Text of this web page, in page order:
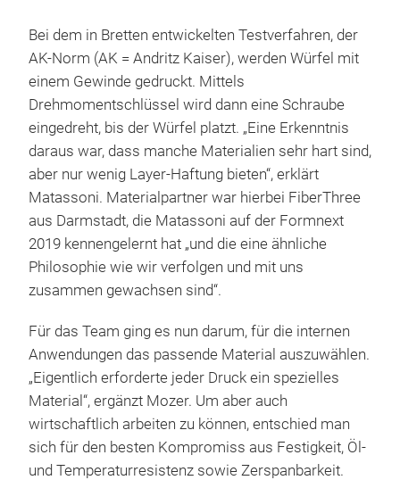
Bei dem in Bretten entwickelten Testverfahren, der
AK-Norm (AK = Andritz Kaiser), werden Würfel mit
einem Gewinde gedruckt. Mittels
Drehmomentschlüssel wird dann eine Schraube
eingedreht, bis der Würfel platzt. „Eine Erkenntnis
daraus war, dass manche Materialien sehr hart sind,
aber nur wenig Layer-Haftung bieten“, erklärt
Matassoni. Materialpartner war hierbei FiberThree
aus Darmstadt, die Matassoni auf der Formnext
2019 kennengelernt hat „und die eine ähnliche
Philosophie wie wir verfolgen und mit uns
zusammen gewachsen sind“.
Für das Team ging es nun darum, für die internen
Anwendungen das passende Material auszuwählen.
„Eigentlich erforderte jeder Druck ein spezielles
Material“, ergänzt Mozer. Um aber auch
wirtschaftlich arbeiten zu können, entschied man
sich für den besten Kompromiss aus Festigkeit, Öl-
und Temperaturresistenz sowie Zerspanbarkeit.